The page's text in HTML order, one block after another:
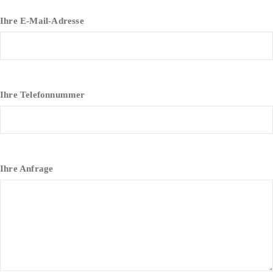
Ihre E-Mail-Adresse
Ihre Telefonnummer
Ihre Anfrage